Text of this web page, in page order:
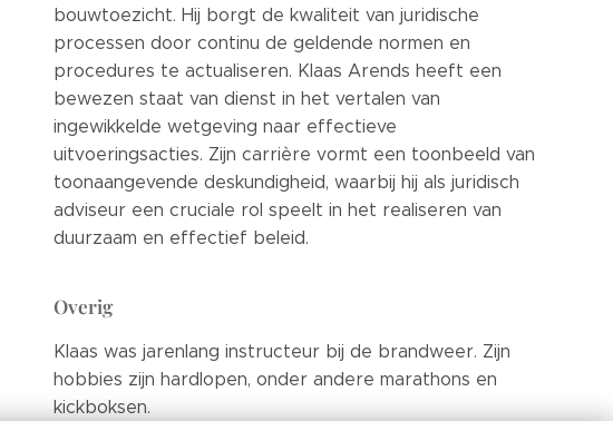
bouwtoezicht. Hij borgt de kwaliteit van juridische
processen door continu de geldende normen en
procedures te actualiseren. Klaas Arends heeft een
bewezen staat van dienst in het vertalen van
ingewikkelde wetgeving naar effectieve
uitvoeringsacties. Zijn carrière vormt een toonbeeld van
toonaangevende deskundigheid, waarbij hij als juridisch
adviseur een cruciale rol speelt in het realiseren van
duurzaam en effectief beleid.
Overig
Klaas was jarenlang instructeur bij de brandweer. Zijn
hobbies zijn hardlopen, onder andere marathons en
kickboksen.